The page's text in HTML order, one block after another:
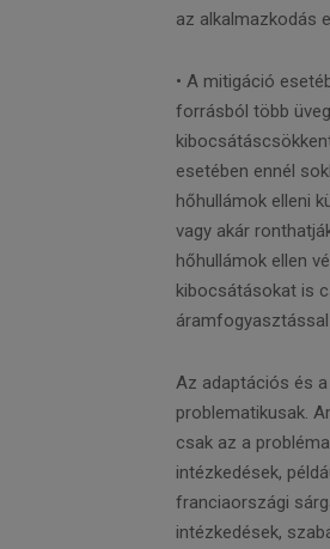
az alkalmazkodás
• A mitigáció
forrásból több
esetében ennél
hőhullámok elleni
vagy akár
hőhullámok ellen
kibocsátásokat is
Az adaptációs és
problematikusak.
csak az a
intézkedések,
franciaországi
intézkedések,